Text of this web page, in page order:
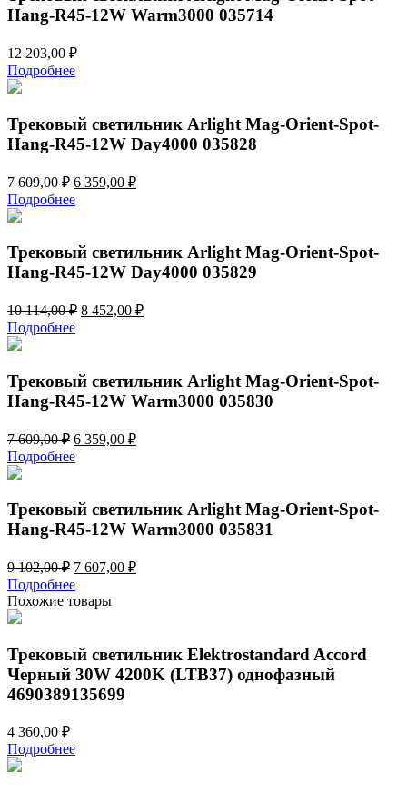
Hang-R45-12W Warm3000 035714
12 203,00 ₽
Подробнее
Трековый светильник Arlight Mag-Orient-Spot-
Hang-R45-12W Day4000 035828
7 609,00₽ Первоначальная
цена
составляла
609,00 ₽.
6 359,00 ₽Текущая
Подробнее
Трековый светильник Arlight Mag-Orient-Spot-
Hang-R45-12W Day4000 035829
10 114,00₽ Первоначальная
114,00 ₽.
8 452,00 ₽Текущая
Подробнее
Трековый светильник Arlight Mag-Orient-Spot-
Hang-R45-12W Warm3000 035830
7 609,00₽ Первоначальная
цена
составляла
609,00 ₽.
6 359,00 ₽Текущая
Подробнее
Трековый светильник Arlight Mag-Orient-Spot-
Hang-R45-12W Warm3000 035831
9 102,00₽ Первоначальная
цена
составляла
7 607,00 ₽Текущая
Подробнее
Похожие товары
Трековый светильник Elektrostandard Accord
Черный 30W 4200K (LTB37) однофазный
4690389135699
4 360,00 ₽
Подробнее